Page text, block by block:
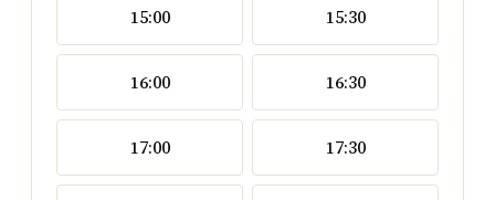
15:00 15:30
16:00 16:30
17:00 17:30